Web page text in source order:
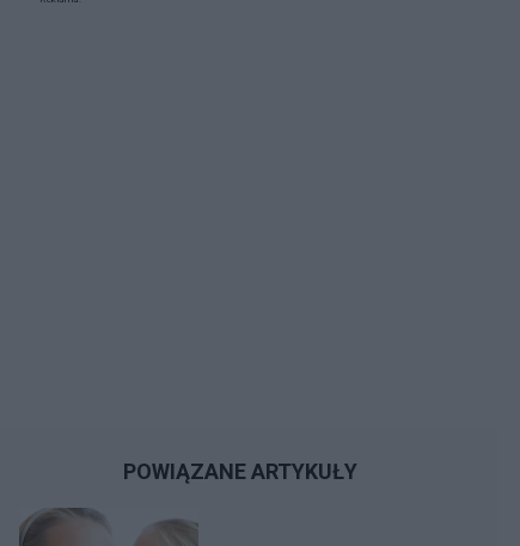
POWIĄZANE ARTYKUŁY